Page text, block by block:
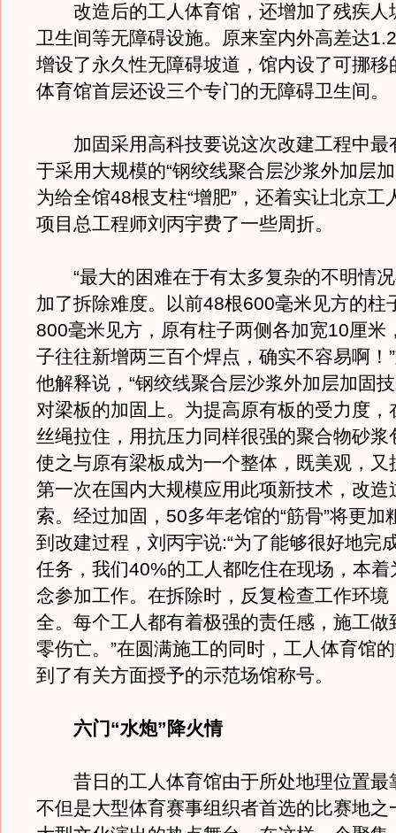
改造后的工人体育馆，还增加了残疾人
卫生间等无障碍设施。原来室内外高差达
增设了永久性无障碍坡道，馆内设了可挪移
体育馆首层还设三个专门的无障碍卫生间。
加固采用高科技要说这次改建工程中最
于采用大规模的“钢绞线聚合层沙浆外加层
为给全馆48根支柱“增肥”，还着实让北京工
项目总工程师刘丙宇费了一些周折。
“最大的困难在于有太多复杂的不明情况
加了拆除难度。以前48根600毫米见方的柱
800毫米见方，原有柱子两侧各加宽10厘米
子往往新增两三百个焊点，确实不容易啊！
他解释说，“钢绞线聚合层沙浆外加层加固
对梁板的加固上。为提高原有板的受力度，
丝绳拉住，用抗压力同样很强的聚合物砂浆
使之与原有梁板成为一个整体，既美观，又
第一次在国内大规模应用此项新技术，改造
索。经过加固，50多年老馆的“筋骨”将更加
到改建过程，刘丙宇说:“为了能够很好地完
任务，我们40%的工人都吃住在现场，本着
念参加工作。在拆除时，反复检查工作环境
全。每个工人都有着极强的责任感，施工做
零伤亡。”在圆满施工的同时，工人体育馆
到了有关方面授予的示范场馆称号。
六门“水炮”降火情
昔日的工人体育馆由于所处地理位置最
不但是大型体育赛事组织者首选的比赛地之